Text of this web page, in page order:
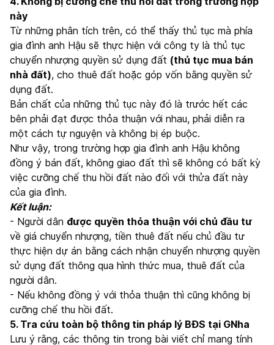
này
Từ những phân tích trên, có thể thấy thủ tục mà phía
gia đình anh Hậu sẽ thực hiện với công ty là thủ tục
chuyển nhượng quyền sử dụng đất (thủ tục mua bán
nhà đất), cho thuê đất hoặc góp vốn bằng quyền sử
dụng đất.
Bản chất của những thủ tục này đó là trước hết các
bên phải đạt được thỏa thuận với nhau, phải diễn ra
một cách tự nguyện và không bị ép buộc.
Như vậy, trong trường hợp gia đình anh Hậu không
đồng ý bán đất, không giao đất thì sẽ không có bất kỳ
việc cưỡng chế thu hồi đất nào đối với thửa đất này
của gia đình.
Kết luận:
- Người dân được quyền thỏa thuận với chủ đầu tư
về giá chuyển nhượng, tiền thuê đất nếu chủ đầu tư
thực hiện dự án bằng cách nhận chuyển nhượng quyền
sử dụng đất thông qua hình thức mua, thuê đất của
người dân.
- Nếu không đồng ý với thỏa thuận thì cũng không bị
cưỡng chế thu hồi đất.
5. Tra cứu toàn bộ thông tin pháp lý BĐS tại GNha
Lưu ý rằng, các thông tin trong bài viết chỉ mang tính